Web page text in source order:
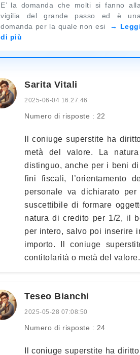
E’ la domanda che molti si fanno alla
vigilia del grande passo ed è una
domanda per la quale non esi
Leggi
di più
Sarita Vitali
2025-06-04 16:27:46
Numero di risposte : 22
Il coniuge superstite ha
metà del valore. La
distinguo, anche per i beni
fini fiscali, l’orientamento
personale va dichiarato
suscettibile di formare
natura di credito per 1/2, il
per intero, salvo poi inserire
importo. Il coniuge
contitolarità o metà del valore.
Teseo Bianchi
2025-05-28 07:08:50
Numero di risposte : 24
Il coniuge superstite ha